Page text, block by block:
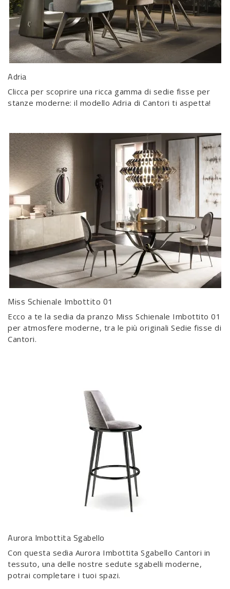
Adria
Clicca per scoprire una ricca gamma di sedie fisse per
stanze moderne: il modello Adria di Cantori ti aspetta!
Miss Schienale Imbottito 01
Ecco a te la sedia da pranzo Miss Schienale Imbottito 01
per atmosfere moderne, tra le più originali Sedie fisse di
Cantori.
Aurora Imbottita Sgabello
Con questa sedia Aurora Imbottita Sgabello Cantori in
tessuto, una delle nostre sedute sgabelli moderne,
potrai completare i tuoi spazi.